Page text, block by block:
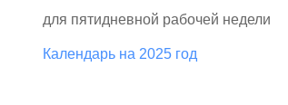
для пятидневной рабочей недели
Календарь на 2025 год